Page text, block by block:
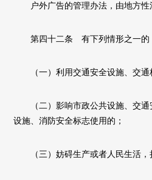
户外广告的管理办法，由地方性
第四十二条 有下列情形之一的
（一）利用交通安全设施、交通
（二）影响市政公共设施、交通
设施、消防安全标志使用的；
（三）妨碍生产或者人民生活，